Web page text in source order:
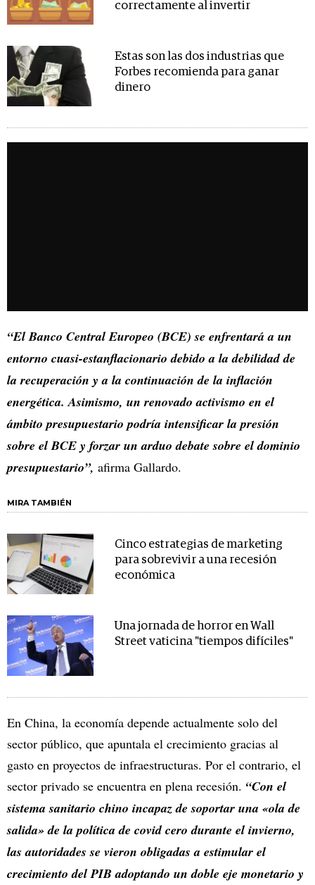
correctamente al invertir
Estas son las dos industrias que
Forbes recomienda para ganar
dinero
“El Banco Central Europeo (BCE) se enfrentará a un
entorno cuasi-estanflacionario debido a la debilidad de
la recuperación y a la continuación de la inflación
energética. Asimismo, un renovado activismo en el
ámbito presupuestario podría intensificar la presión
sobre el BCE y forzar un arduo debate sobre el dominio
presupuestario”, afirma Gallardo.
MIRA TAMBIÉN
Cinco estrategias de marketing
para sobrevivir a una recesión
económica
Una jornada de horror en Wall
Street vaticina "tiempos difíciles"
En China, la economía depende actualmente solo del
sector público, que apuntala el crecimiento gracias al
gasto en proyectos de infraestructuras. Por el contrario, el
sector privado se encuentra en plena recesión. “Con el
sistema sanitario chino incapaz de soportar una «ola de
salida» de la política de covid cero durante el invierno,
las autoridades se vieron obligadas a estimular el
crecimiento del PIB adoptando un doble eje monetario y